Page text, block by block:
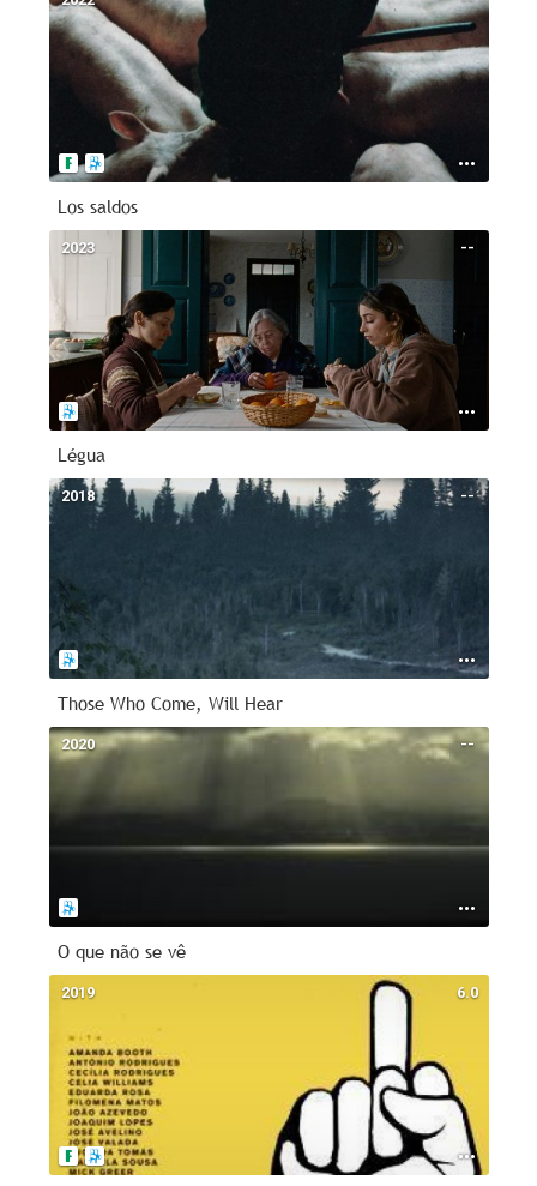
Los saldos
--
2023
Légua
--
2018
Those Who Come, Will Hear
--
2020
O que não se vê
6.0
2019